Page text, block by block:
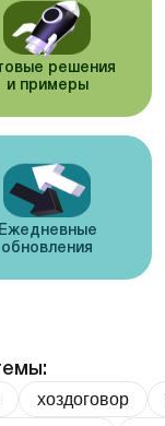
решения
и примеры
Ежедневные
обновления
хоздоговор